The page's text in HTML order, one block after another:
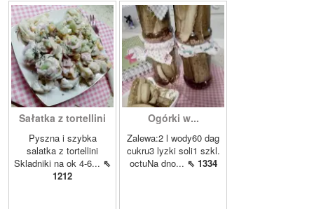
Sałatka z tortellini
Pyszna i szybka
salatka z tortellini
Skladniki na ok 4-6... ⇖
1212
Ogórki w...
Zalewa:2 l wody60 dag
cukru3 lyzki soli1 szkl.
octuNa dno... ⇖ 1334